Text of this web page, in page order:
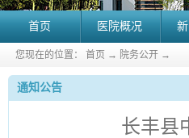
首页 医院概况
您现在的位置： 首页 → 院务公开 →
通知公告
长丰县